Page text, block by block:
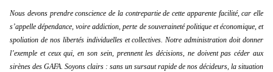
Nous devons prendre conscience de la contrepartie de cette apparente facilité, car elle
s’appelle dépendance, voire addiction, perte de souveraineté politique et économique, et
spoliation de nos libertés individuelles et collectives. Notre administration doit donner
l’exemple et ceux qui, en son sein, prennent les décisions, ne doivent pas céder aux
sirènes des GAFA. Soyons clairs : sans un sursaut rapide de nos décideurs, la situation